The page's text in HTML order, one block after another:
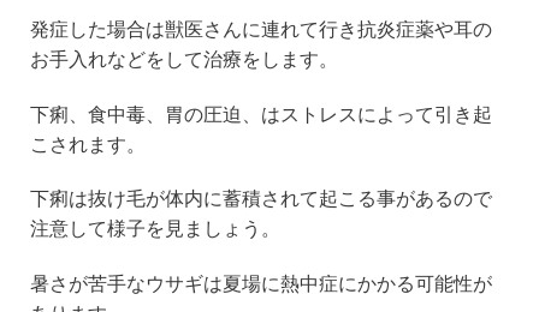
発症した場合は獣医さんに連れて行き抗炎症薬や耳の
お手入れなどをして治療をします。
下痢、食中毒、胃の圧迫、はストレスによって引き起
こされます。
下痢は抜け毛が体内に蓄積されて起こる事があるので
注意して様子を見ましょう。
暑さが苦手なウサギは夏場に熱中症にかかる可能性が